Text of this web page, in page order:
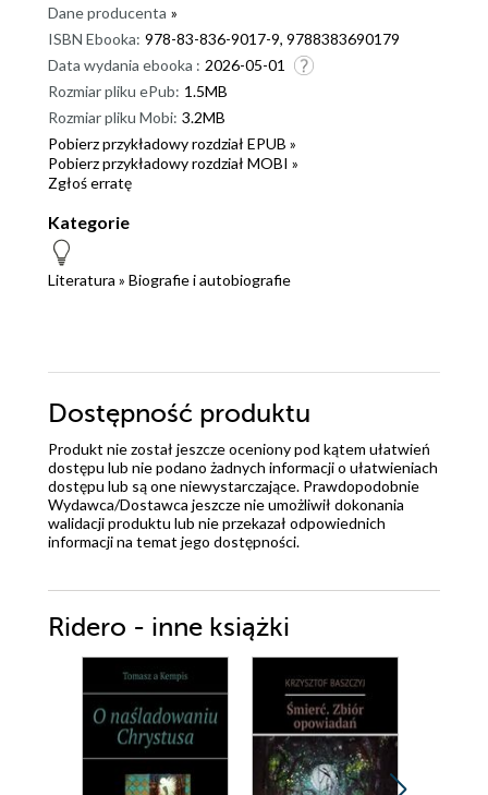
Dane producenta »
ISBN Ebooka: 978-83-836-9017-9, 9788383690179
Data wydania ebooka : 2026-05-01
Rozmiar pliku ePub: 1.5MB
Rozmiar pliku Mobi: 3.2MB
Pobierz przykładowy rozdział EPUB »
Pobierz przykładowy rozdział MOBI »
Zgłoś erratę
Kategorie
Literatura » Biografie i autobiografie
Dostępność produktu
Produkt nie został jeszcze oceniony pod kątem ułatwień
dostępu lub nie podano żadnych informacji o ułatwieniach
dostępu lub są one niewystarczające. Prawdopodobnie
Wydawca/Dostawca jeszcze nie umożliwił dokonania
walidacji produktu lub nie przekazał odpowiednich
informacji na temat jego dostępności.
Ridero - inne książki